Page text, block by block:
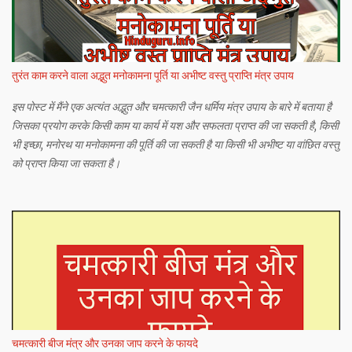
तुरंत काम करने वाला अद्भुत मनोकामना पूर्ति या अभीष्ट वस्तु प्राप्ति मंत्र उपाय
इस पोस्ट में मैंने एक अत्यंत अद्भुत और चमत्कारी जैन धर्मिय मंत्र उपाय के बारे में बताया है
जिसका प्रयोग करके किसी काम या कार्य में यश और सफलता प्राप्त की जा सकती है, किसी
भी इच्छा, मनोरथ या मनोकामना की पूर्ति की जा सकती है या किसी भी अभीष्ट या वांछित वस्तु
को प्राप्त किया जा सकता है।
चमत्कारी बीज मंत्र और उनका जाप करने के फायदे